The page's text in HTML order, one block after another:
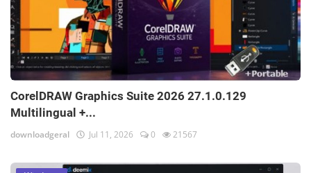
CorelDRAW Graphics Suite 2026 27.1.0.129
Multilingual +...
downloadgeral Jul 11, 2026 0 21567